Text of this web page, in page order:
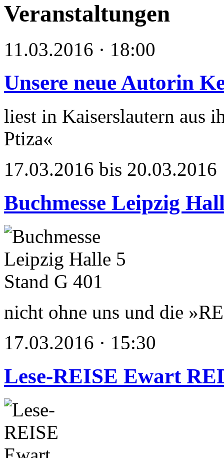
Veranstaltungen
11.03.2016 · 18:00
Unsere neue Autorin
liest in Kaiserslautern aus
Ptiza«
17.03.2016 bis 20.03.2016
Buchmesse Leipzig
nicht ohne uns und die
17.03.2016 · 15:30
Lese-REISE Ewart